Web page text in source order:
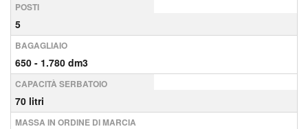
POSTI
5
BAGAGLIAIO
650 - 1.780 dm3
CAPACITÀ SERBATOIO
70 litri
MASSA IN ORDINE DI MARCIA